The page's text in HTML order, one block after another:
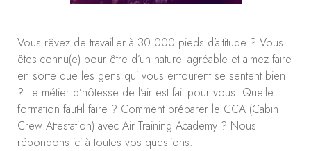
Vous rêvez de travailler à 30 000 pieds d’altitude ? Vous
êtes connu(e) pour être d’un naturel agréable et aimez faire
en sorte que les gens qui vous entourent se sentent bien
? Le métier d’hôtesse de l’air est fait pour vous. Quelle
formation faut-il faire ? Comment préparer le CCA (Cabin
Crew Attestation) avec Air Training Academy ? Nous
répondons ici à toutes vos questions.